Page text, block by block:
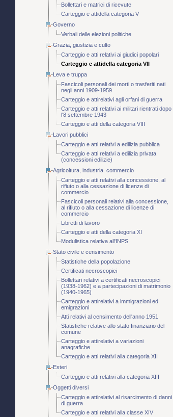
Bollettari e matrici di ricevute
Carteggio e attidella categoria V
Governo
Verbali delle elezioni politiche
Grazia, giustizia e culto
Carteggio e atti relativi ai giudici popolari
Carteggio e attidella categoria VII
Leva e truppa
Fascicoli personali dei morti o trasferiti nati
negli anni 1909-1959
Carteggio e attirelativi agli orfani di guerra
Carteggio e atti relativi ai militari rientrati dopo
l'8 settembre 1943
Carteggio e atti della categoria VIII
Lavori pubblici
Carteggio e atti relativi a edilizia pubblica
Carteggio e atti relativi a edilizia privata
(concessioni edilizie)
Agricoltura, industria. commercio
Carteggio e atti relativi alla concessione, al
rifiuto o alla cessazione di licenze di
commercio
Fascicoli personali relativi alla concessione,
al rifiuto o alla cessazione di licenze di
commercio
Libretti di lavoro
Carteggio e atti della categoria XI
Modulistica relativa all'INPS
Stato civile e censimento
Statistiche della popolazione
Certificati necroscopici
Bollettari relativi a certificati necroscopici
(1938-1962) e a partecipazioni di matrimonio
(1940-1965)
Carteggio e attirelativi a immigrazioni ed
emigrazioni
Atti relativi al censimento dell'anno 1951
Statistiche relative allo stato finanziario del
comune
Carteggio e attirelativi a variazioni
anagrafiche
Carteggio e atti relativi alla categoria XII
Esteri
Carteggio e atti relativi alla categoria XIII
Oggetti diversi
Carteggio e attirelativi al risarcimento di danni
di guerra
Carteggio e atti relativi alla classe XIV